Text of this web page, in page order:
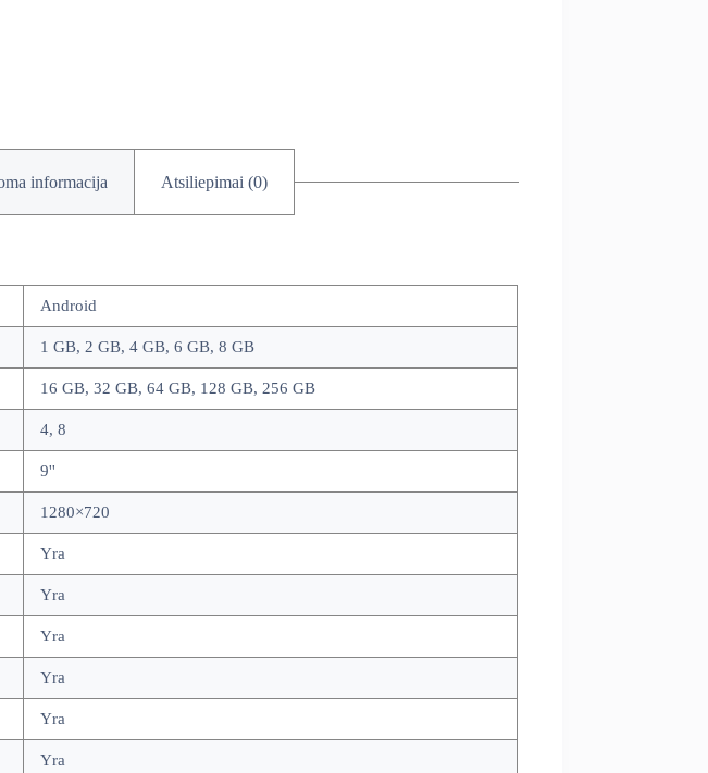
informacija Atsiliepimai (0)
Android
1 GB, 2 GB, 4 GB, 6 GB, 8 GB
16 GB, 32 GB, 64 GB, 128 GB, 256 GB
4, 8
9''
1280×720
Yra
Yra
Yra
Yra
Yra
Yra